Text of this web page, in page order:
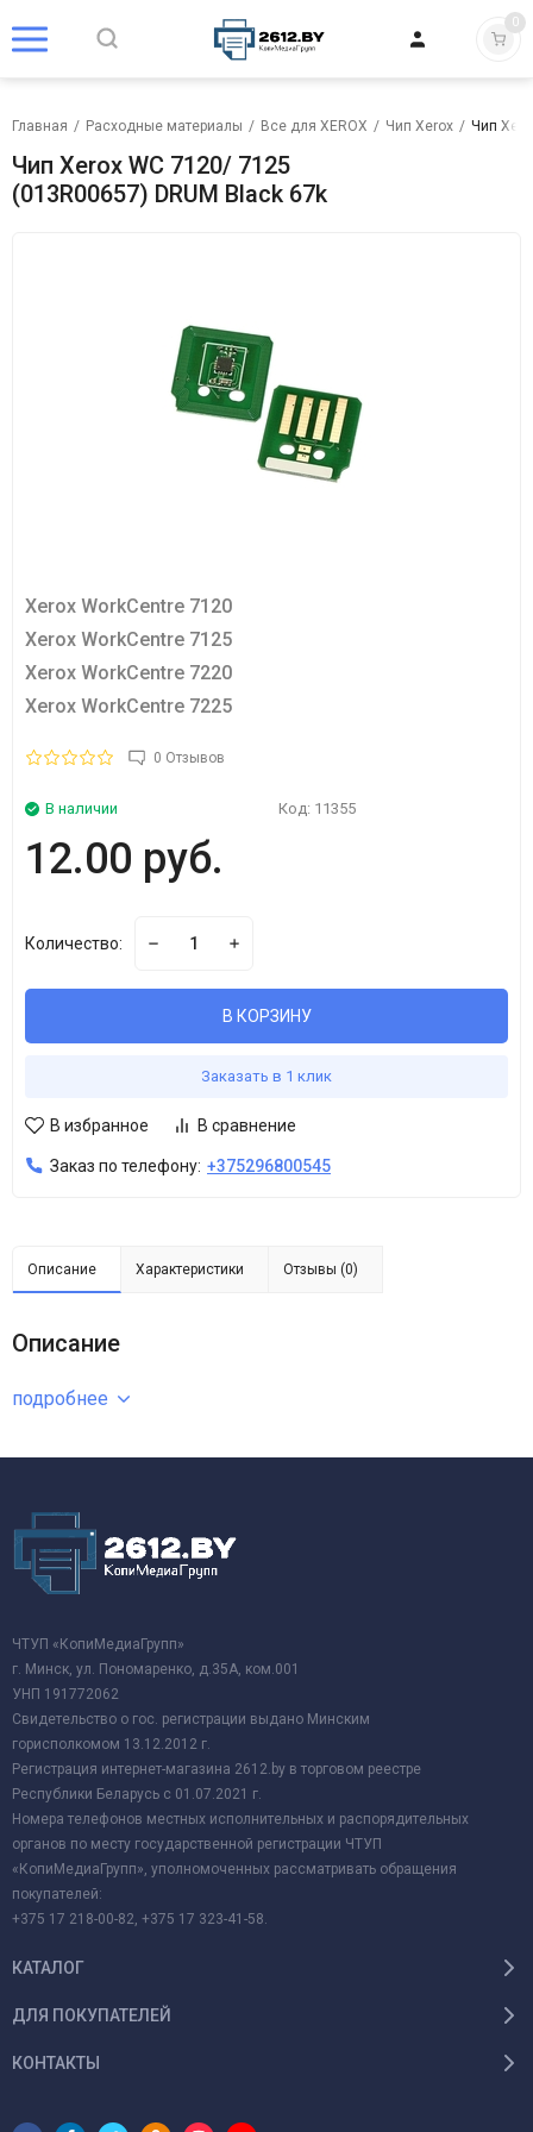
0
Главная / Расходные материалы / Все для XEROX / Чип Xerox / Чип
Чип Xerox WC 7120/ 7125
(013R00657) DRUM Black 67k
Xerox WorkCentre 7120
Xerox WorkCentre 7125
Xerox WorkCentre 7220
Xerox WorkCentre 7225
0 Отзывов
В наличии Код: 11355
12.00 руб.
Количество:
В КОРЗИНУ
Заказать в 1 клик
В избранное В сравнение
Заказ по телефону: +375296800545
Описание Характеристики Отзывы (0)
Описание
подробнее
ЧТУП «КопиМедиаГрупп»
г. Минск, ул. Пономаренко, д.35А, ком.001
УНП 191772062
Свидетельство о гос. регистрации выдано Минским
горисполкомом 13.12.2012 г.
Регистрация интернет-магазина 2612.by в торговом реестре
Республики Беларусь с 01.07.2021 г.
Номера телефонов местных исполнительных и распорядительных
органов по месту государственной регистрации ЧТУП
«КопиМедиаГрупп», уполномоченных рассматривать обращения
покупателей:
+375 17 218-00-82, +375 17 323-41-58.
КАТАЛОГ
ДЛЯ ПОКУПАТЕЛЕЙ
КОНТАКТЫ